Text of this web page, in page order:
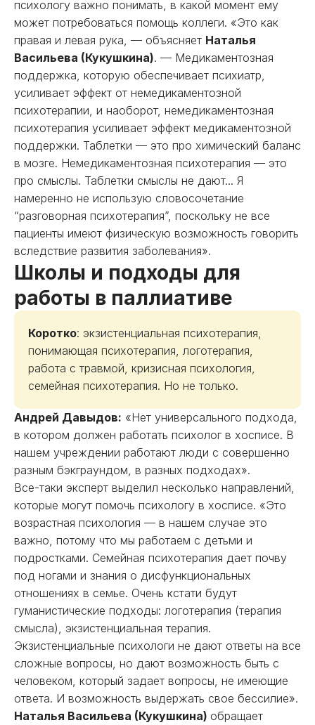
психологу важно понимать, в какой момент ему
может потребоваться помощь коллеги. «Это как
правая и левая рука, — объясняет Наталья
Васильева (Кукушкина). — Медикаментозная
поддержка, которую обеспечивает психиатр,
усиливает эффект от немедикаментозной
психотерапии, и наоборот, немедикаментозная
психотерапия усиливает эффект медикаментозной
поддержки. Таблетки — это про химический баланс
в мозге. Немедикаментозная психотерапия — это
про смыслы. Таблетки смыслы не дают... Я
намеренно не использую словосочетание
“разговорная психотерапия”, поскольку не все
пациенты имеют физическую возможность говорить
вследствие развития заболевания».
Школы и подходы для
работы в паллиативе
Коротко: экзистенциальная психотерапия,
понимающая психотерапия, логотерапия,
работа с травмой, кризисная психология,
семейная психотерапия. Но не только.
Андрей Давыдов: «Нет универсального подхода,
в котором должен работать психолог в хосписе. В
нашем учреждении работают люди с совершенно
разным бэкграундом, в разных подходах».
Все-таки эксперт выделил несколько направлений,
которые могут помочь психологу в хосписе. «Это
возрастная психология — в нашем случае это
важно, потому что мы работаем с детьми и
подростками. Семейная психотерапия дает почву
под ногами и знания о дисфункциональных
отношениях в семье. Очень кстати будут
гуманистические подходы: логотерапия (терапия
смысла), экзистенциальная терапия.
Экзистенциальные психологи не дают ответы на все
сложные вопросы, но дают возможность быть с
человеком, который задает вопросы, не имеющие
ответа. И возможность выдержать свое бессилие».
Наталья Васильева (Кукушкина) обращает